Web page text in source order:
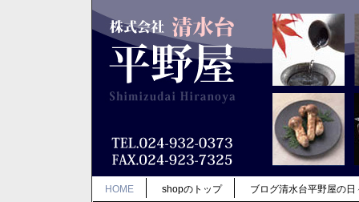
HOME shopのトップ ブログ清水台平野屋の日